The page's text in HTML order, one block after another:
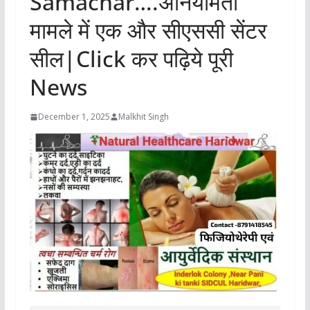
मामले में एक और सीएससी सेंटर
सील|Click कर पढ़िये पूरी
News
December 1, 2025 Malkhit Singh